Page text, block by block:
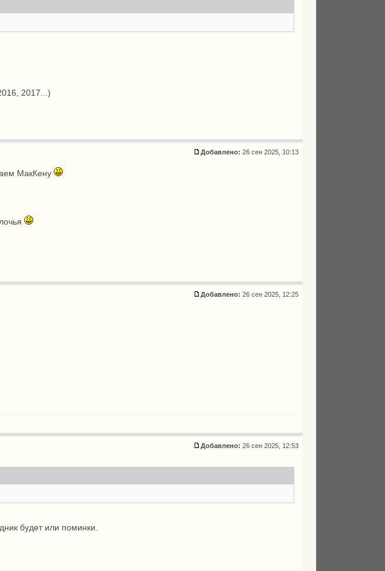
2017...)
Добавлено: 26 сен 2025, 10:13
МакКену
Добавлено: 26 сен 2025, 12:25
Добавлено: 26 сен 2025, 12:53
будет или поминки.